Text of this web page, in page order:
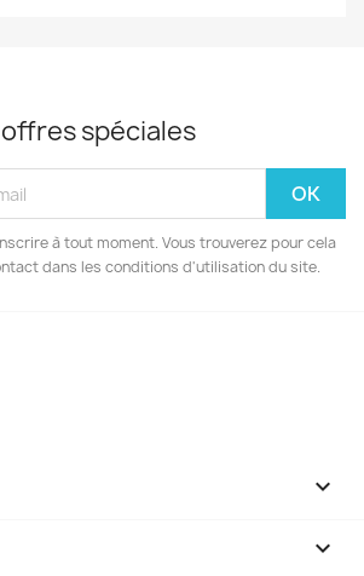
spéciales
à tout moment. Vous trouverez pour cela
dans les conditions d'utilisation du site.

